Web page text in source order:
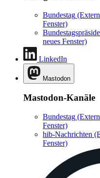
Bundestag
Fenster)
neues Fenster)
LinkedIn
Mastodon
Mastodon-Kanäle
Bundestag
Fenster)
hib-Nachrichten
Fenster)